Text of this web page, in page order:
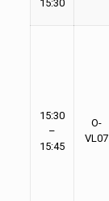
15:30
15:30
–
15:45
O-
VL07